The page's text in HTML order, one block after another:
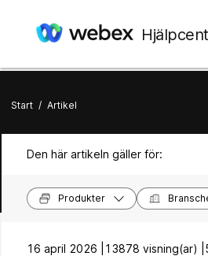
Start / Artikel
Den här artikeln gäller för:
Produkter
16 april 2026 | 13878 visning(ar) |